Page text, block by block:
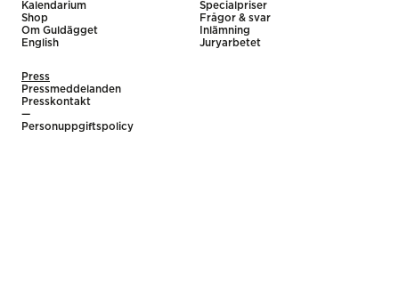
Kalendarium
Shop
Om Guldägget
English
Specialpriser
Frågor & svar
Inlämning
Juryarbetet
Press
Pressmeddelanden
Presskontakt
—
Personuppgiftspolicy